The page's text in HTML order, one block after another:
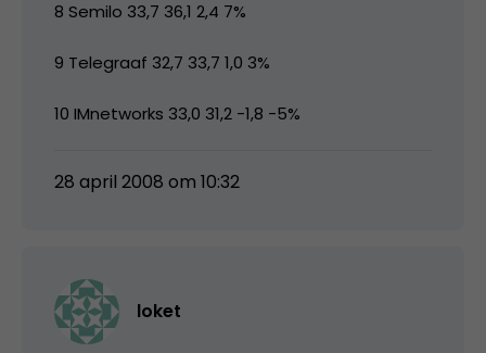
8 Semilo 33,7 36,1 2,4 7%
9 Telegraaf 32,7 33,7 1,0 3%
10 IMnetworks 33,0 31,2 -1,8 -5%
28 april 2008 om 10:32
loket